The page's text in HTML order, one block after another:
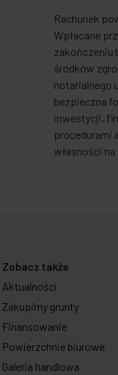
Rachunek
Wpłacane
zakończeniu
środków
notarialnego
bezpieczna
inwestycji,
procedurami
własności
Zobacz także
Aktualności
Zakupimy grunty
Finansowanie
Powierzchnie biurowe
Galeria handlowa